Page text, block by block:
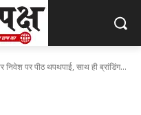
निवेश पर पीठ थपथपाई, साथ ही ब्रांडिंग...